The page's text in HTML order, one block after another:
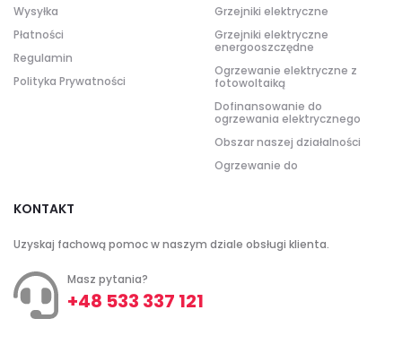
Wysyłka
Płatności
Regulamin
Polityka Prywatności
Grzejniki elektryczne
Grzejniki elektryczne
energooszczędne
Ogrzewanie elektryczne z
fotowoltaiką
Dofinansowanie do
ogrzewania elektrycznego
Obszar naszej działalności
Ogrzewanie do
KONTAKT
Uzyskaj fachową pomoc w naszym dziale obsługi klienta.
Masz pytania?
+48 533 337 121